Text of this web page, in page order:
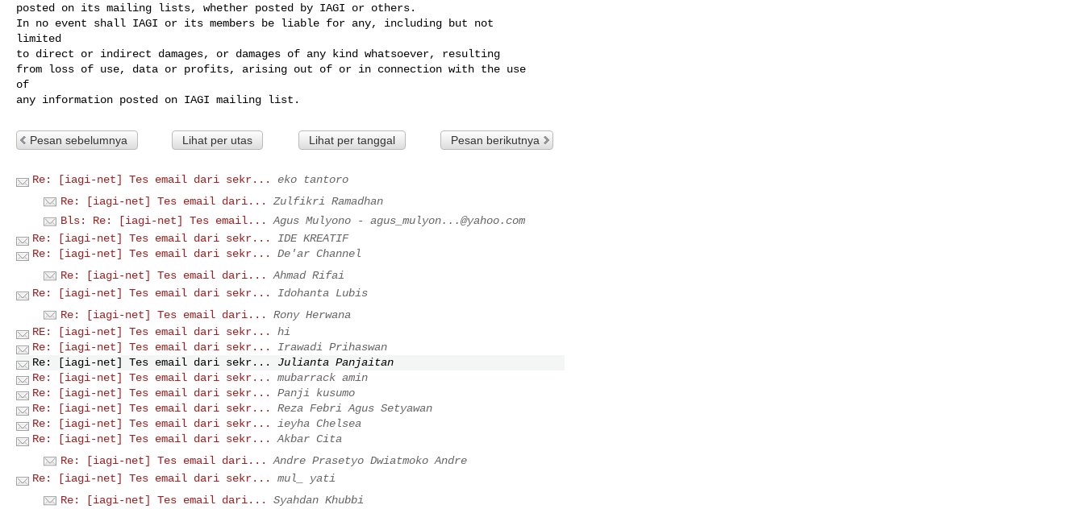
posted on its mailing lists, whether posted by IAGI or others.
In no event shall IAGI or its members be liable for any, including but not
limited
to direct or indirect damages, or damages of any kind whatsoever, resulting
from loss of use, data or profits, arising out of or in connection with the use
of
any information posted on IAGI mailing list.
Pesan sebelumnya Lihat per utas Lihat per tanggal Pesan berikutnya
Re: [iagi-net] Tes email dari sekr...
eko tantoro
Re: [iagi-net] Tes email dari...
Zulfikri Ramadhan
Bls: Re: [iagi-net] Tes email...
Agus Mulyono - agus_mulyon...@yahoo.com
Re: [iagi-net] Tes email dari sekr...
IDE KREATIF
Re: [iagi-net] Tes email dari sekr...
De'ar Channel
Re: [iagi-net] Tes email dari...
Ahmad Rifai
Re: [iagi-net] Tes email dari sekr...
Idohanta Lubis
Re: [iagi-net] Tes email dari...
Rony Herwana
RE: [iagi-net] Tes email dari sekr...
hi
Re: [iagi-net] Tes email dari sekr...
Irawadi Prihaswan
Re: [iagi-net] Tes email dari sekr...
Julianta Panjaitan
Re: [iagi-net] Tes email dari sekr...
mubarrack amin
Re: [iagi-net] Tes email dari sekr...
Panji kusumo
Re: [iagi-net] Tes email dari sekr...
Reza Febri Agus Setyawan
Re: [iagi-net] Tes email dari sekr...
ieyha Chelsea
Re: [iagi-net] Tes email dari sekr...
Akbar Cita
Re: [iagi-net] Tes email dari...
Andre Prasetyo Dwiatmoko Andre
Re: [iagi-net] Tes email dari sekr...
mul_ yati
Re: [iagi-net] Tes email dari...
Syahdan Khubbi